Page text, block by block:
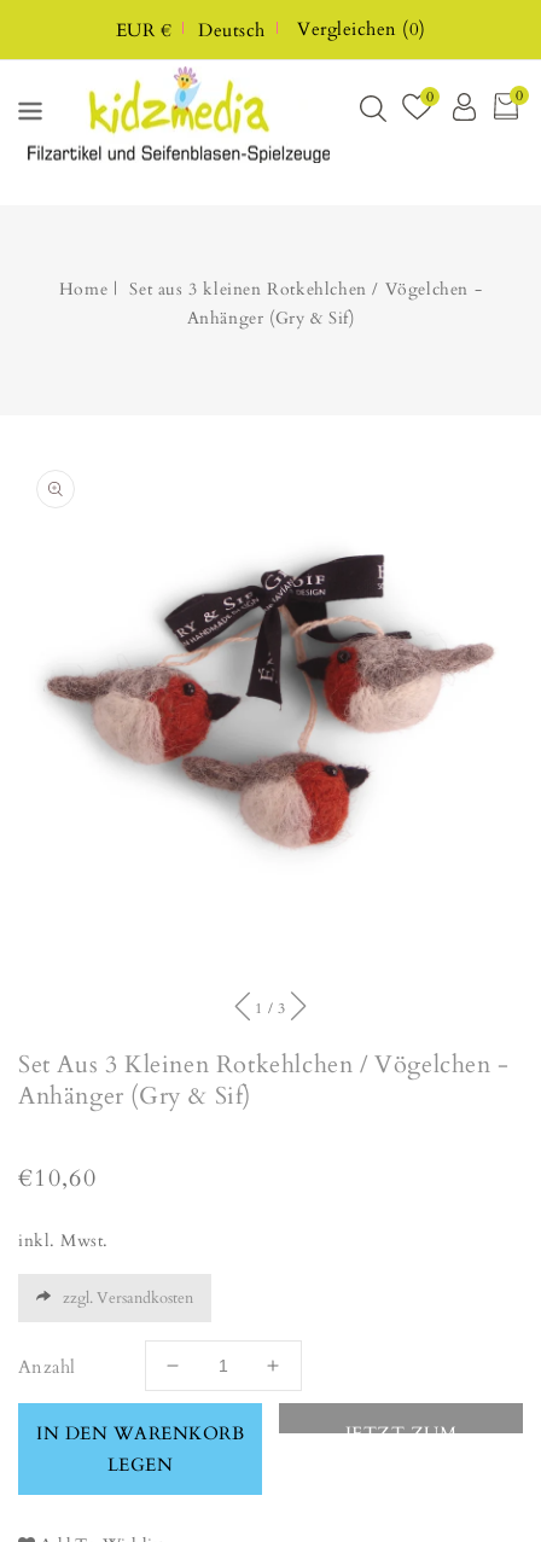
EUR € Deutsch Vergleichen (0)
0 0
Home
Set aus 3 kleinen Rotkehlchen / Vögelchen -
Anhänger (Gry & Sif)
1 /von
3
Set Aus 3 Kleinen Rotkehlchen / Vögelchen -
Anhänger (Gry & Sif)
Normaler
€10,60
inkl. Mwst.
zzgl. Versandkosten
Anzahl
Verringere
die
Menge
für
Set
aus
Erhöhe
die
IN DEN WARENKORB
LEGEN
JETZT ZUM